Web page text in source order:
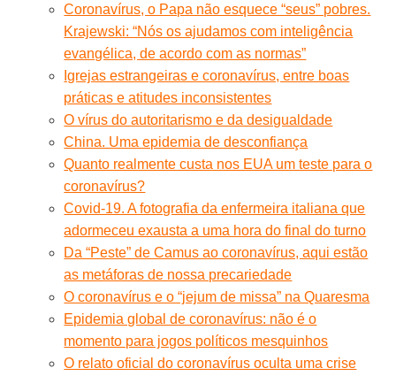
Coronavírus, o Papa não esquece “seus” pobres.
Krajewski: “Nós os ajudamos com inteligência
evangélica, de acordo com as normas”
Igrejas estrangeiras e coronavírus, entre boas
práticas e atitudes inconsistentes
O vírus do autoritarismo e da desigualdade
China. Uma epidemia de desconfiança
Quanto realmente custa nos EUA um teste para o
coronavírus?
Covid-19. A fotografia da enfermeira italiana que
adormeceu exausta a uma hora do final do turno
Da “Peste” de Camus ao coronavírus, aqui estão
as metáforas de nossa precariedade
O coronavírus e o “jejum de missa” na Quaresma
Epidemia global de coronavírus: não é o
momento para jogos políticos mesquinhos
O relato oficial do coronavírus oculta uma crise